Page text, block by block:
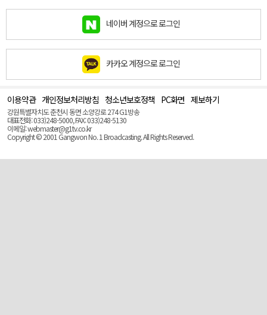
네이버 계정으로 로그인
카카오 계정으로 로그인
이용약관 개인정보처리방침 청소년보호정책 PC화면 제보하기
강원특별자치도 춘천시 동면 소양강로 274 G1방송
대표전화: 033)248-5000, FAX: 033)248-5130
이메일: webmaster@g1tv.co.kr
Copyright © 2001 Gangwon No. 1 Broadcasting. All Rights Reserved.